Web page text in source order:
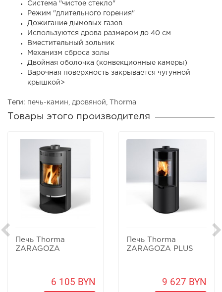
Система "чистое стекло"
Режим "длительного горения"
Дожигание дымовых газов
Используются дрова размером до 40 см
Вместительный зольник
Механизм сброса золы
Двойная оболочка (конвекционные камеры)
Варочная поверхность закрывается чугунной
крышкой>
Теги: печь-камин дровяной Thorma
Товары этого производителя
Печь Thorma
ZARAGOZA
6 105 BYN
Печь Thorma
ZARAGOZA PLUS
9 627 BYN